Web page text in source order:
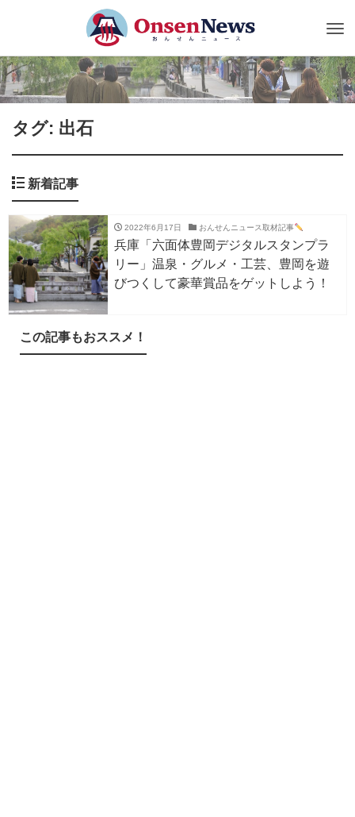
タグ: 出石
新着記事
2022年6月17日 おんせんニュース取材記事
兵庫「六面体豊岡デジタルスタンプラ
リー」温泉・グルメ・工芸、豊岡を遊
びつくして豪華賞品をゲットしよう！
この記事もおススメ！